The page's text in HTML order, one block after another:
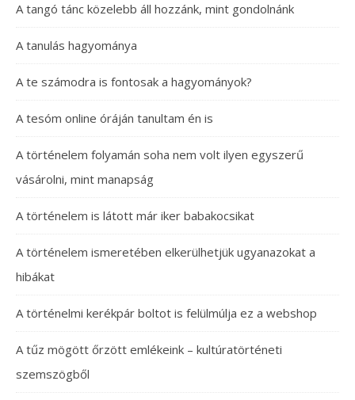
A tangó tánc közelebb áll hozzánk, mint gondolnánk
A tanulás hagyománya
A te számodra is fontosak a hagyományok?
A tesóm online óráján tanultam én is
A történelem folyamán soha nem volt ilyen egyszerű
vásárolni, mint manapság
A történelem is látott már iker babakocsikat
A történelem ismeretében elkerülhetjük ugyanazokat a
hibákat
A történelmi kerékpár boltot is felülmúlja ez a webshop
A tűz mögött őrzött emlékeink – kultúratörténeti
szemszögből